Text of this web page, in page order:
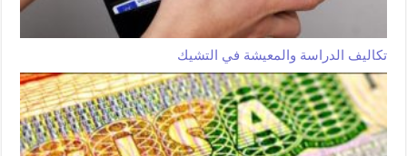
تكاليف الدراسة والمعيشة في التشيك